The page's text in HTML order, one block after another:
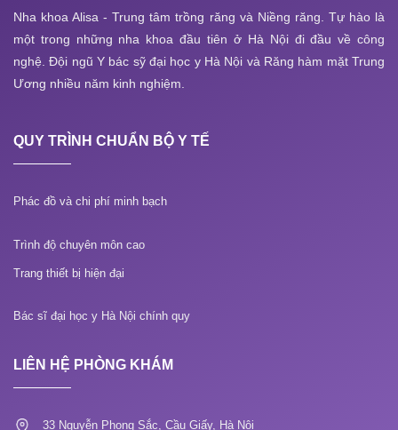
Nha khoa Alisa - Trung tâm trồng răng và Niềng răng. Tự hào là
một trong những nha khoa đầu tiên ở Hà Nội đi đầu về công
nghệ. Đội ngũ Y bác sỹ đại học y Hà Nội và Răng hàm mặt Trung
Ương nhiều năm kinh nghiệm.
QUY TRÌNH CHUẨN BỘ Y TẾ
Phác đồ và chi phí minh bạch
Trình độ chuyên môn cao
Trang thiết bị hiện đại
Bác sĩ đại học y Hà Nội chính quy
LIÊN HỆ PHÒNG KHÁM
33 Nguyễn Phong Sắc, Cầu Giấy, Hà Nội